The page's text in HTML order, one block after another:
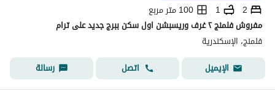
2
1
100 متر مربع
مفروش فلمنج ٢ غرف وريسبشن اول سكن ببرج جديد على ترام
فلمنج، الإسكندرية
الإيميل
اتصل رسالة